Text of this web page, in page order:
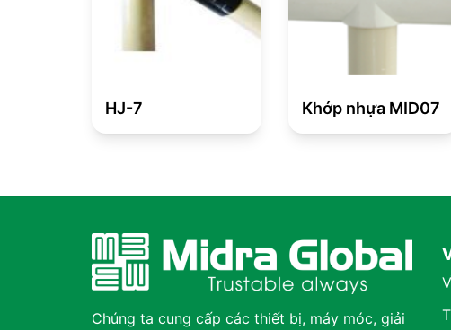
HJ-7 Khớp nhựa MID07
Chúng ta cung cấp các thiết bị, máy móc, giải